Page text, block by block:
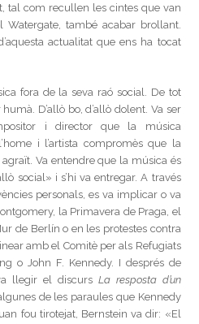
tal com recullen les cintes que van
Watergate, també acabar brollant.
actualitat que ens ha tocat
fora de la seva raó social. De tot
D’allò bo, d’allò dolent. Va ser
i director que la música
i l’artista compromès que la
Va entendre que la música és
social» i s’hi va entregar. A través
personals, es va implicar o va
la Primavera de Praga, el
de Berlín o en les protestes contra
amb el Comitè per als Refugiats
o John F. Kennedy. I després de
llegir el discurs La resposta d’un
de les paraules que Kennedy
fou tirotejat, Bernstein va dir: «El